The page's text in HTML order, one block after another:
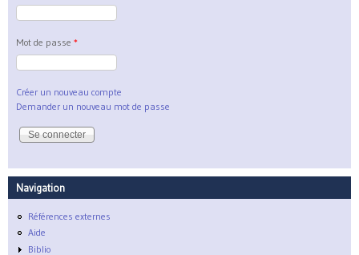
Mot de passe *
Créer un nouveau compte
Demander un nouveau mot de passe
Navigation
Références externes
Aide
Biblio